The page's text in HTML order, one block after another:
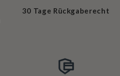
30 Tage Rückgaberecht